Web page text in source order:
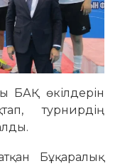
БАҚ өкілдерін
турнирдің
Бұқаралық